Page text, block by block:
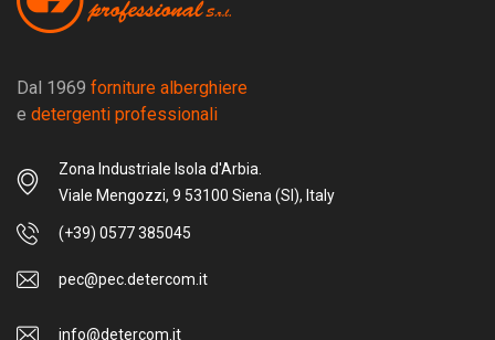
Dal 1969 forniture alberghiere
e detergenti professionali
Zona Industriale Isola d'Arbia.
Viale Mengozzi, 9 53100 Siena (SI), Italy
(+39) 0577 385045
pec@pec.detercom.it
info@detercom.it